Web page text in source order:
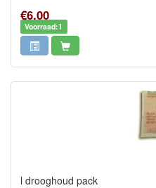
€6,00
Voorraad:1
l drooghoud pack